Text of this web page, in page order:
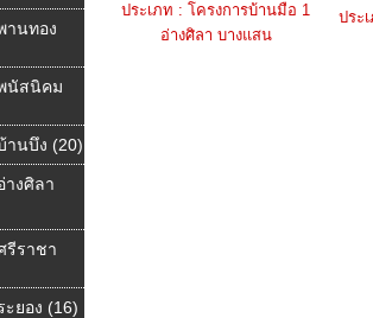
านทอง
นัสนิคม
านบึง (20)
างศิลา
รีราชา
ยอง (16)
ประเภท : โครงการบ้านมือ 1
อ่างศิลา บางแสน
ประ